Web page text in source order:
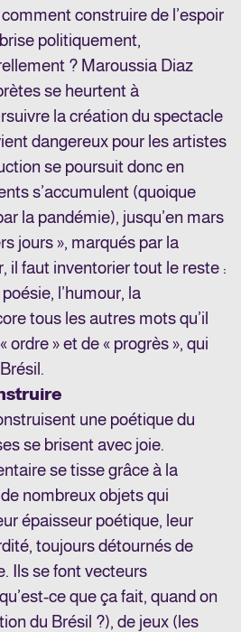
construire de l’espoir
politiquement,
? Maroussia Diaz
se heurtent à
la création du spectacle
dangereux pour les artistes
se poursuit donc en
s’accumulent (quoique
la pandémie), jusqu’en mars
jours », marqués par la
il faut inventorier tout le reste :
l’humour, la
tous les autres mots qu’il
ordre » et de « progrès », qui
une poétique du
se brisent avec joie.
se tisse grâce à la
nombreux objets qui
épaisseur poétique, leur
toujours détournés de
Ils se font vecteurs
ce que ça fait, quand on
du Brésil ?), de jeux (les